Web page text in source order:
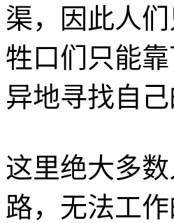
渠，因此人
牲口们只能
异地寻找自
这里绝大多
路，无法工